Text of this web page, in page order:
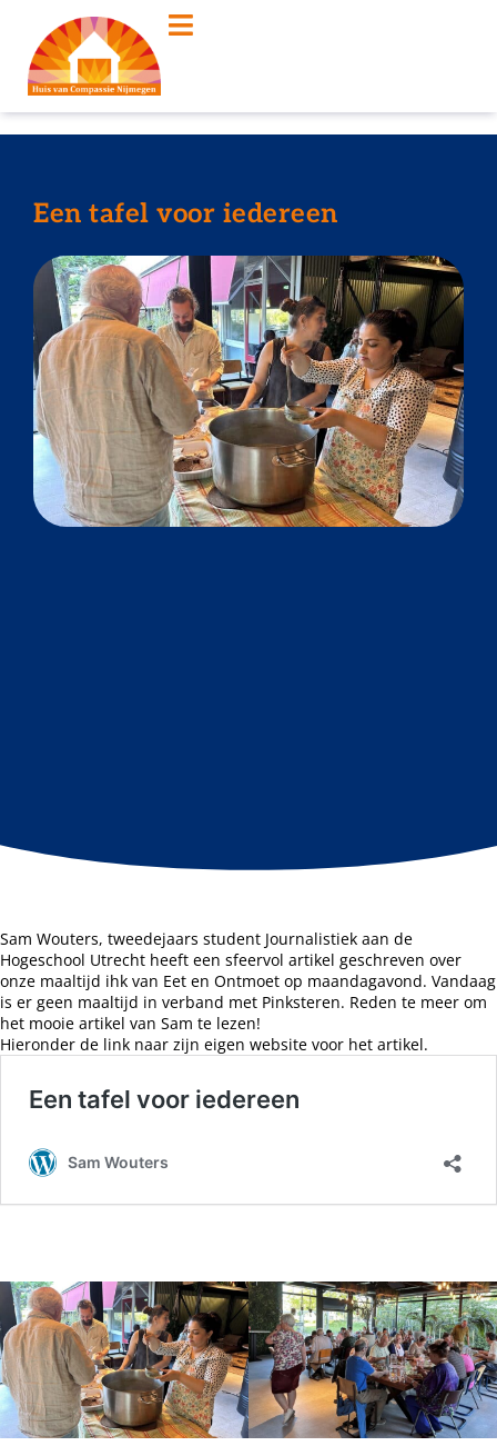
Een tafel voor iedereen
Sam Wouters, tweedejaars student Journalistiek aan de
Hogeschool Utrecht heeft een sfeervol artikel geschreven over
onze maaltijd ihk van Eet en Ontmoet op maandagavond. Vandaag
is er geen maaltijd in verband met Pinksteren. Reden te meer om
het mooie artikel van Sam te lezen!
Hieronder de link naar zijn eigen website voor het artikel.